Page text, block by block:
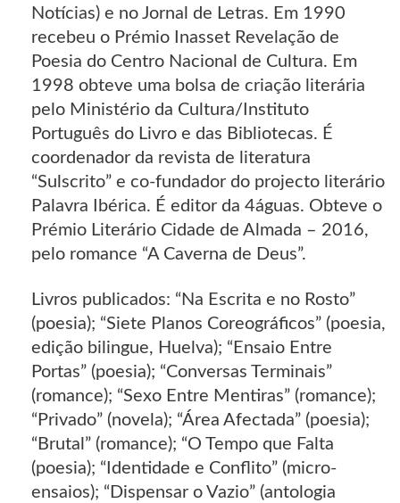
Notícias) e no Jornal de Letras. Em 1990
recebeu o Prémio Inasset Revelação de
Poesia do Centro Nacional de Cultura. Em
1998 obteve uma bolsa de criação literária
pelo Ministério da Cultura/Instituto
Português do Livro e das Bibliotecas. É
coordenador da revista de literatura
“Sulscrito” e co-fundador do projecto literário
Palavra Ibérica. É editor da 4águas. Obteve o
Prémio Literário Cidade de Almada – 2016,
pelo romance “A Caverna de Deus”.
Livros publicados: “Na Escrita e no Rosto”
(poesia); “Siete Planos Coreográficos” (poesia,
edição bilingue, Huelva); “Ensaio Entre
Portas” (poesia); “Conversas Terminais”
(romance); “Sexo Entre Mentiras” (romance);
“Privado” (novela); “Área Afectada” (poesia);
“Brutal” (romance); “O Tempo que Falta
(poesia); “Identidade e Conflito” (micro-
ensaios); “Dispensar o Vazio” (antologia